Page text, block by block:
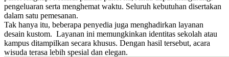
pengeluaran serta menghemat waktu. Seluruh kebutuhan disertakan
dalam satu pemesanan.
Tak hanya itu, beberapa penyedia juga menghadirkan layanan
desain kustom. Layanan ini memungkinkan identitas sekolah atau
kampus ditampilkan secara khusus. Dengan hasil tersebut, acara
wisuda terasa lebih spesial dan elegan.